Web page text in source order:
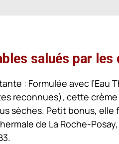
salués par
: Formulée avec l’Eau
reconnues), cette
sèches. Petit bonus,
de La Roche-